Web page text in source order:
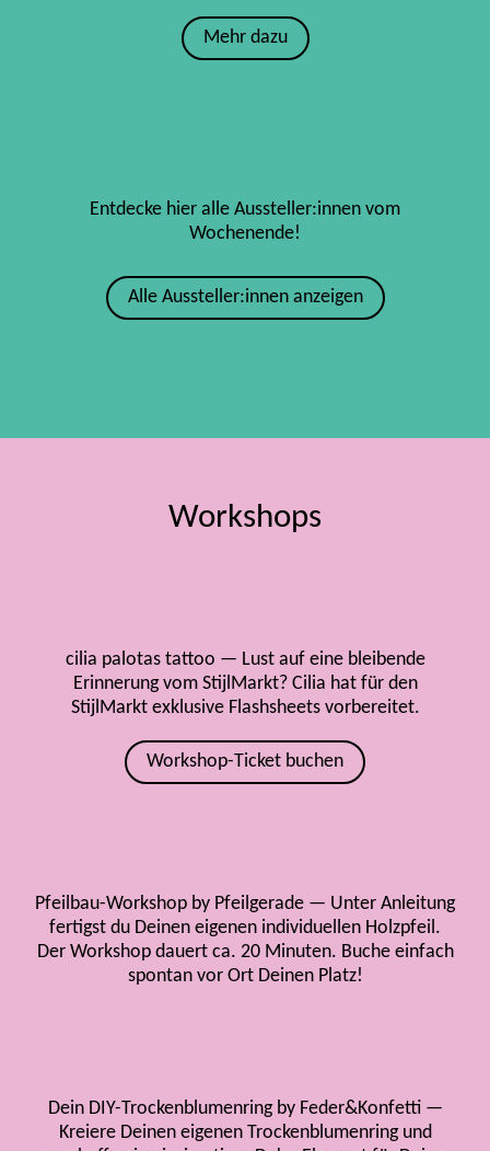
Mehr dazu
Entdecke hier alle Aussteller:innen vom
Wochenende!
Alle Aussteller:innen anzeigen
Workshops
cilia palotas tattoo — Lust auf eine bleibende
Erinnerung vom StijlMarkt? Cilia hat für den
StijlMarkt exklusive Flashsheets vorbereitet.
Workshop-Ticket buchen
Pfeilbau-Workshop by Pfeilgerade — Unter Anleitung
fertigst du Deinen eigenen individuellen Holzpfeil.
Der Workshop dauert ca. 20 Minuten. Buche einfach
spontan vor Ort Deinen Platz!
Dein DIY-Trockenblumenring by Feder&Konfetti —
Kreiere Deinen eigenen Trockenblumenring und